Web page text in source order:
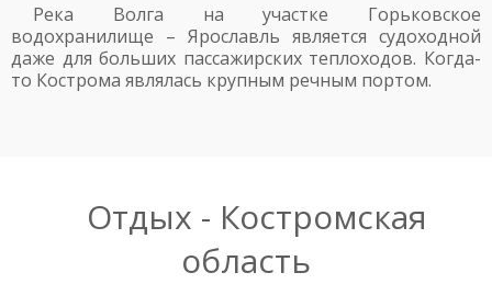
Река Волга на участке Горьковское
водохранилище – Ярославль является судоходной
даже для больших пассажирских теплоходов. Когда-
то Кострома являлась крупным речным портом.
Отдых - Костромская
область